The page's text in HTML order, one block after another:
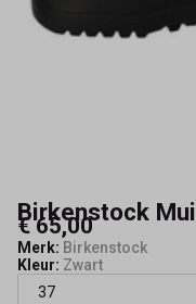
Birkenstock Muil
€ 65,00
Merk: Birkenstock
Kleur: Zwart